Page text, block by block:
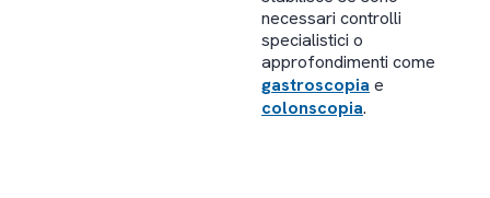
necessari controlli
specialistici o
approfondimenti come
gastroscopia e
colonscopia.